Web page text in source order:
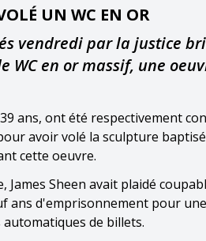
UN WC EN OR
vendredi par la justice
WC en or massif, une
39 ans, ont été respectivement
avoir volé la sculpture
cette oeuvre.
Sheen avait plaidé
ans d'emprisonnement pour
de billets.